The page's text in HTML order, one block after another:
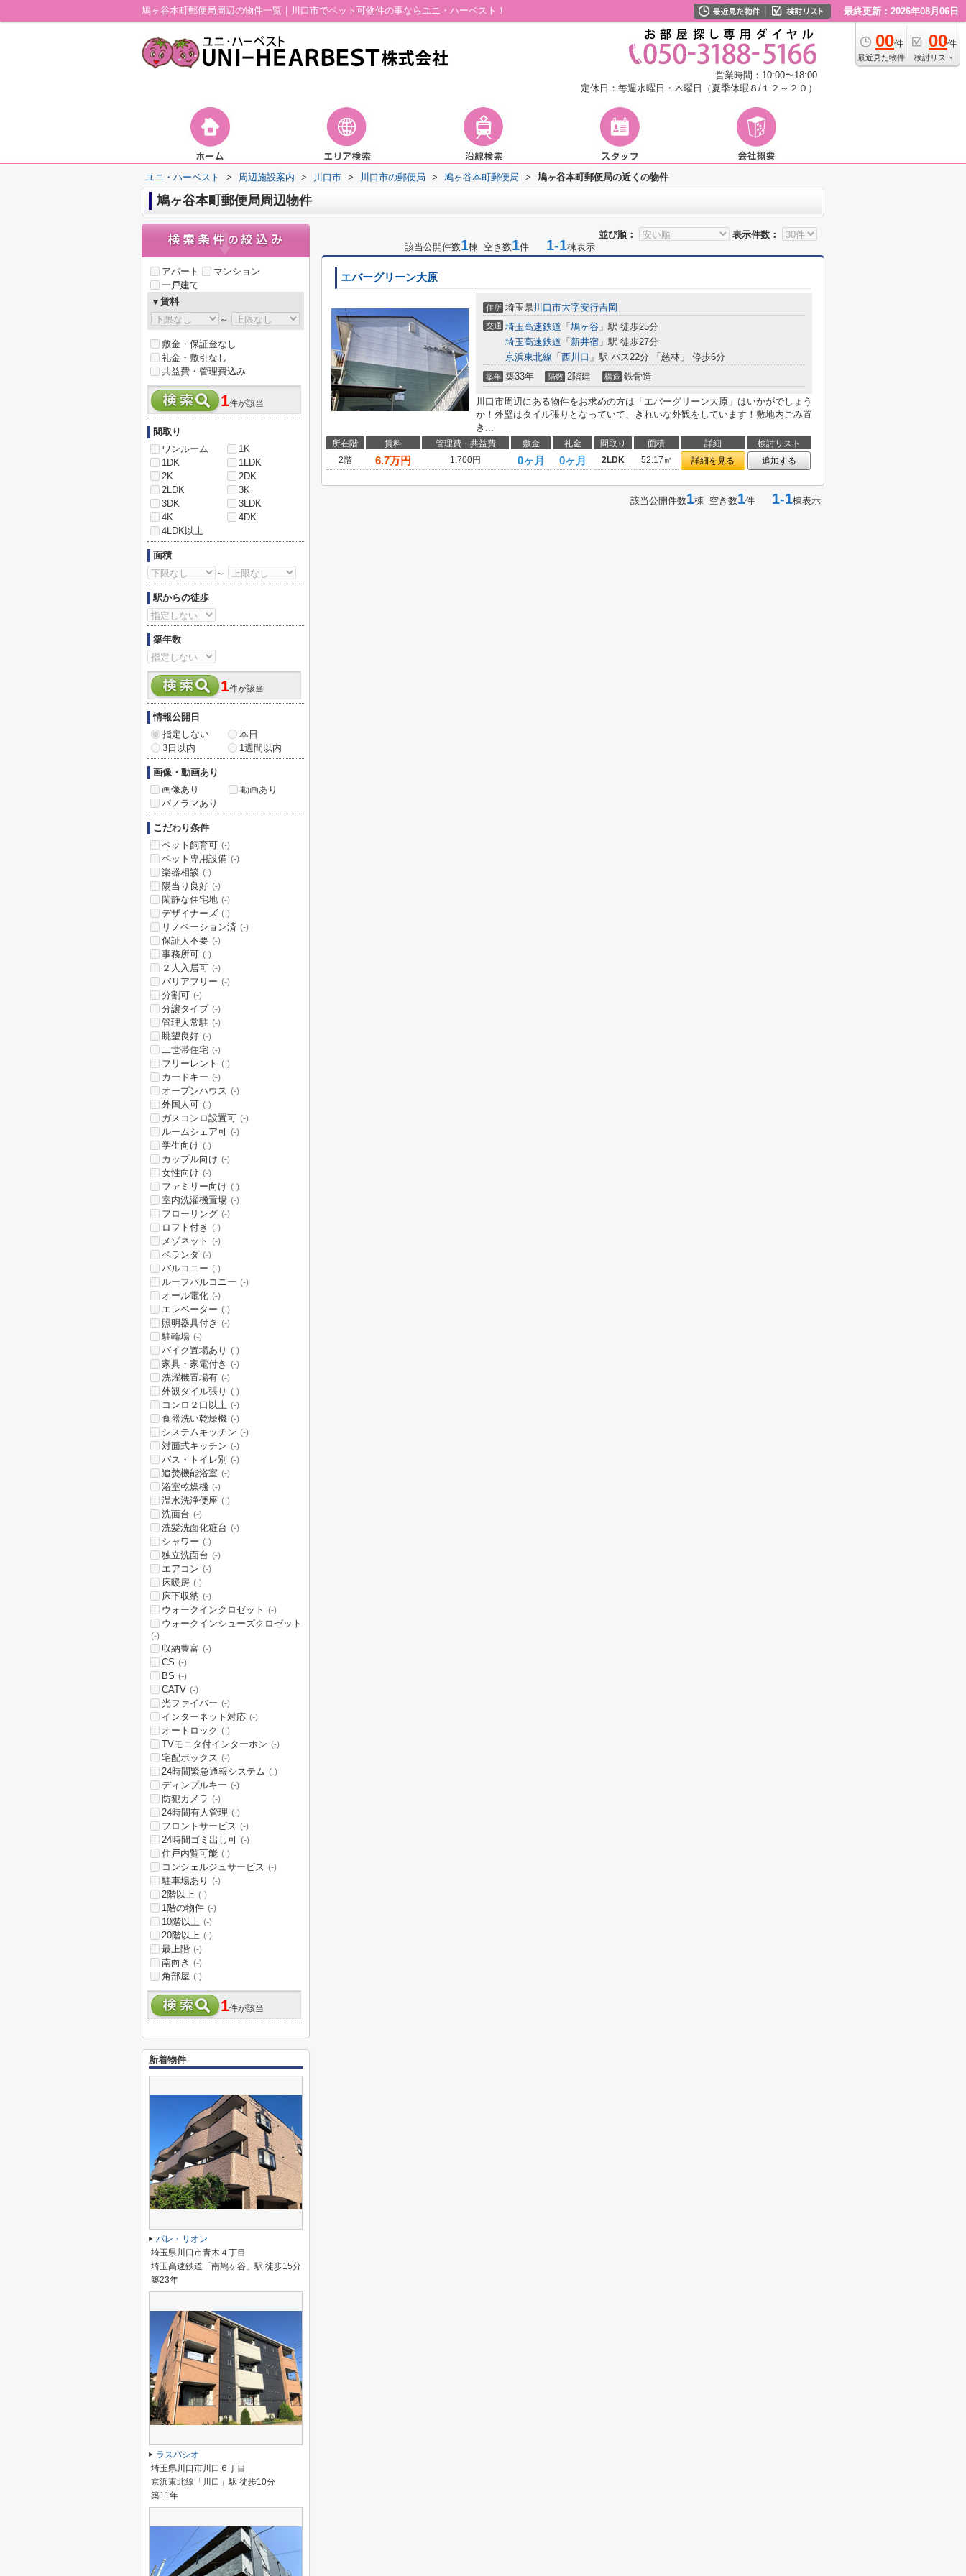
鳩ヶ谷本町郵便局周辺の物件一覧｜川口市でペット可物件の事ならユニ・ハーベスト！ 最終更新：2026年08月06日
00件
最近見た物件
00件
検討リスト
営業時間：10:00〜18:00
定休日：毎週水曜日・木曜日（夏季休暇８/１２～２０）
ユニ・ハーベスト > 周辺施設案内 > 川口市 > 川口市の郵便局 > 鳩ヶ谷本町郵便局 > 鳩ヶ谷本町郵便局の近くの物件
鳩ヶ谷本町郵便局周辺物件
並び順：
表示件数：
該当公開件数1棟 空き数1件 1-1棟表示
エバーグリーン大原
住所 埼玉県川口市大字安行吉岡
交通 埼玉高速鉄道 「 鳩ヶ谷 」駅 徒歩25分
埼玉高速鉄道 「 新井宿 」駅 徒歩27分
京浜東北線 「 西川口 」駅 バス22分 「慈林」 停歩6分
築年 築33年 階数 2階建 構造 鉄骨造
川口市周辺にある物件をお求めの方は「エバーグリーン大原」はいかがでしょう
か！外壁はタイル張りとなっていて、きれいな外観をしています！敷地内ごみ置
き...
所在階 賃料 管理費・共益費 敷金 礼金 間取り 面積 詳細
検討リスト
2階
6.7万円 1,700円 0ヶ月 0ヶ月 2LDK 52.17㎡ 詳細を見る 追加する
該当公開件数1棟 空き数1件 1-1棟表示
アパート
マンション
一戸建て
▼賃料
～
敷金・保証金なし
礼金・敷引なし
共益費・管理費込み
1件が該当
間取り
ワンルーム
1K
1DK
1LDK
2K
2DK
2LDK
3K
3DK
3LDK
4K
4DK
4LDK以上
面積
～
駅からの徒歩
築年数
1件が該当
情報公開日
指定しない
本日
3日以内
1週間以内
画像・動画あり
画像あり
動画あり
パノラマあり
こだわり条件
ペット飼育可 (-)
ペット専用設備 (-)
楽器相談 (-)
陽当り良好 (-)
閑静な住宅地 (-)
デザイナーズ (-)
リノベーション済 (-)
保証人不要 (-)
事務所可 (-)
２人入居可 (-)
バリアフリー (-)
分割可 (-)
分譲タイプ (-)
管理人常駐 (-)
眺望良好 (-)
二世帯住宅 (-)
フリーレント (-)
カードキー (-)
オープンハウス (-)
外国人可 (-)
ガスコンロ設置可 (-)
ルームシェア可 (-)
学生向け (-)
カップル向け (-)
女性向け (-)
ファミリー向け (-)
室内洗濯機置場 (-)
フローリング (-)
ロフト付き (-)
メゾネット (-)
ベランダ (-)
バルコニー (-)
ルーフバルコニー (-)
オール電化 (-)
エレベーター (-)
照明器具付き (-)
駐輪場 (-)
バイク置場あり (-)
家具・家電付き (-)
洗濯機置場有 (-)
外観タイル張り (-)
コンロ２口以上 (-)
食器洗い乾燥機 (-)
システムキッチン (-)
対面式キッチン (-)
バス・トイレ別 (-)
追焚機能浴室 (-)
浴室乾燥機 (-)
温水洗浄便座 (-)
洗面台 (-)
洗髪洗面化粧台 (-)
シャワー (-)
独立洗面台 (-)
エアコン (-)
床暖房 (-)
床下収納 (-)
ウォークインクロゼット (-)
ウォークインシューズクロゼット
(-)
収納豊富 (-)
CS (-)
BS (-)
CATV (-)
光ファイバー (-)
インターネット対応 (-)
オートロック (-)
TVモニタ付インターホン (-)
宅配ボックス (-)
24時間緊急通報システム (-)
ディンプルキー (-)
防犯カメラ (-)
24時間有人管理 (-)
フロントサービス (-)
24時間ゴミ出し可 (-)
住戸内覧可能 (-)
コンシェルジュサービス (-)
駐車場あり (-)
2階以上 (-)
1階の物件 (-)
10階以上 (-)
20階以上 (-)
最上階 (-)
南向き (-)
角部屋 (-)
1件が該当
新着物件
パレ・リオン
埼玉県川口市青木４丁目
埼玉高速鉄道「南鳩ヶ谷」駅 徒歩15分
築23年
ラスパシオ
埼玉県川口市川口６丁目
京浜東北線「川口」駅 徒歩10分
築11年